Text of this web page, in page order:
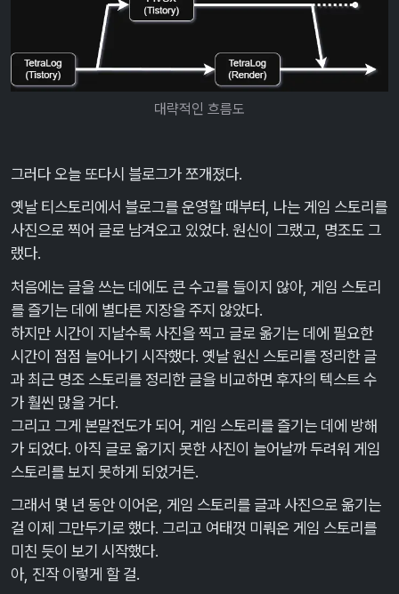
대략적인 흐름도
그러다 오늘 또다시 블로그가 쪼개졌다.
옛날 티스토리에서 블로그를 운영할 때부터, 나는 게임 스토리를
사진으로 찍어 글로 남겨오고 있었다. 원신이 그랬고, 명조도 그
랬다.
처음에는 글을 쓰는 데에도 큰 수고를 들이지 않아, 게임 스토리
를 즐기는 데에 별다른 지장을 주지 않았다.
하지만 시간이 지날수록 사진을 찍고 글로 옮기는 데에 필요한
시간이 점점 늘어나기 시작했다. 옛날 원신 스토리를 정리한 글
과 최근 명조 스토리를 정리한 글을 비교하면 후자의 텍스트 수
가 훨씬 많을 거다.
그리고 그게 본말전도가 되어, 게임 스토리를 즐기는 데에 방해
가 되었다. 아직 글로 옮기지 못한 사진이 늘어날까 두려워 게임
스토리를 보지 못하게 되었거든.
그래서 몇 년 동안 이어온, 게임 스토리를 글과 사진으로 옮기는
걸 이제 그만두기로 했다. 그리고 여태껏 미뤄온 게임 스토리를
미친 듯이 보기 시작했다.
아, 진작 이렇게 할 걸.